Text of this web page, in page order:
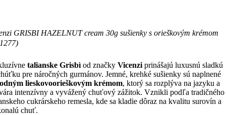
GRISBI HAZELNUT cream 30g sušienky s orieškovým krémom
talianske Grisbì od značky Vicenzi prinášajú luxusnú sladkú
pre náročných gurmánov. Jemné, krehké sušienky sú naplnené
lieskovoorieškovým krémom, ktorý sa rozplýva na jazyku a
intenzívny a vyvážený chuťový zážitok. Vznikli podľa tradičného
cukrárskeho remesla, kde sa kladie dôraz na kvalitu surovín a
chuť.